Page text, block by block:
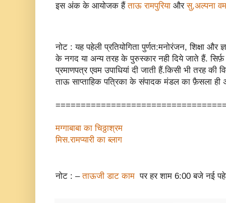
इस अंक के आयोजक हैंताऊ रामपुरिया औरसु,अल्पना
नोट : यह पहेली प्रतियोगिता पुर्णत:मनोरंजन, शिक्षा और
के नगद या अन्य तरह के पुरुस्कार नही दिये जाते हैं. सिर्फ़
प्रमाणपत्र एवम उपाधियां दी जाती हैं.किसी भी तरह की
ताऊ साप्ताहिक पत्रिका के संपादक मंडल का फ़ैसला ही
मग्गाबाबा का चिठ्ठाश्रम
मिस.रामप्यारी का ब्लाग
नोट : –ताऊजी डाट काम पर हर शाम 6:00 बजे नई